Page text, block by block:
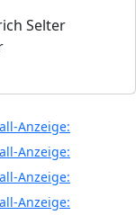
Selter